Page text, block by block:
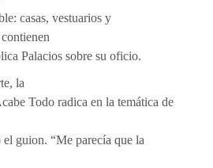
casas, vestuarios y
Palacios sobre su oficio.
la
Todo radica en la temática de
guion. “Me parecía que la